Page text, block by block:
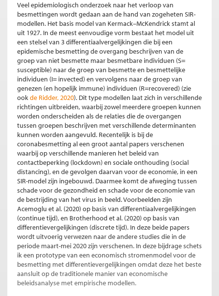
Veel epidemiologisch onderzoek naar het verloop van
besmettingen wordt gedaan aan de hand van zogeheten SIR-
modellen. Het basis model van Kermack–McKendrick stamt al
uit 1927. In de meest eenvoudige vorm bestaat het model uit
een stelsel van 3 differentiaalvergelijkingen die bij een
epidemische besmetting de overgang beschrijven van de
groep van niet besmette maar besmetbare individuen (S=
susceptible) naar de groep van besmette en besmettelijke
individuen (I= invected) en vervolgens naar de groep van
genezen (en hopelijk immune) individuen (R=recovered) (zie
ookde Ridder, 2020). Dit type modellen laat zich in verschillende
richtingen uitbreiden, waarbij zowel meerdere groepen kunnen
worden onderscheiden als de relaties die de overgangen
tussen groepen beschrijven met verschillende determinanten
kunnen worden aangevuld. Recentelijk is bij de
coronabesmetting al een groot aantal papers verschenen
waarbij op verschillende manieren het beleid van
contactbeperking (lockdown) en sociale onthouding (social
distancing), en de gevolgen daarvan voor de economie, in een
SIR-model zijn ingebouwd. Daarmee komt de afweging tussen
schade voor de gezondheid en schade voor de economie van
de bestrijding van het virus in beeld. Voorbeelden zijn
Acemoglu et al. (2020) op basis van differentiaalvergelijkingen
(continue tijd), en Brotherhood et al. (2020) op basis van
differentievergelijkingen (discrete tijd). In deze beide papers
wordt uitvoerig verwezen naar de andere studies die in de
periode maart-mei 2020 zijn verschenen. In deze bijdrage schets
ik een prototype van een economisch stromenmodel voor de
besmetting met differentievergelijkingen omdat deze het beste
aansluit op de traditionele manier van economische
beleidsanalyse met empirische modellen.